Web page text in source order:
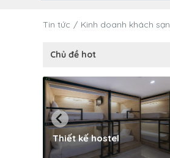
Tin tức Kinh doanh khách sạn
Chủ đề hot
Thiết kế hostel